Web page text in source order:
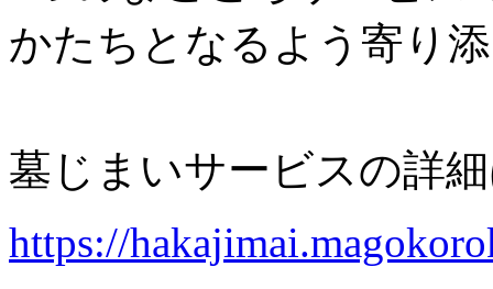
かたちとなるよう寄り
墓じまいサービスの詳
https://